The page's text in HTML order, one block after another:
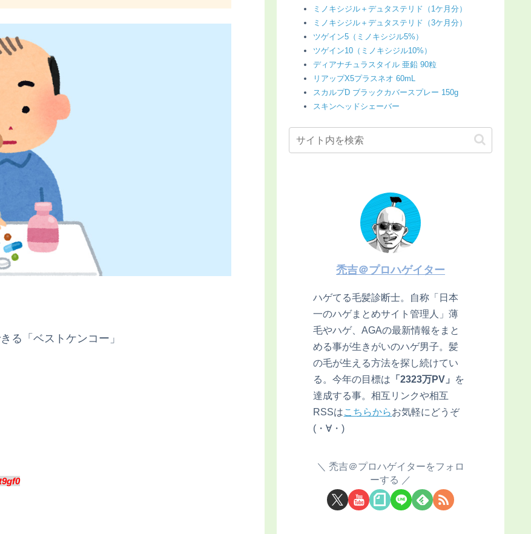
る「ベストケンコー」
ミノキシジル＋デュタステリド（1ケ月分）
ミノキシジル＋デュタステリド（3ケ月分）
ツゲイン5（ミノキシジル5%）
ツゲイン10（ミノキシジル10%）
ディアナチュラスタイル 亜鉛 90粒
リアップX5プラスネオ 60mL
スカルプD ブラックカバースプレー 150g
スキンヘッドシェーバー
禿吉＠プロハゲイター
ハゲてる毛髪診断士。自称「日本
一のハゲまとめサイト管理人」薄
毛やハゲ、AGAの最新情報をまと
める事が生きがいのハゲ男子。髪
の毛が生える方法を探し続けてい
る。今年の目標は 「2323万PV」 を
達成する事。相互リンクや相互
RSSはこちらからお気軽にどうぞ
(・∀・)
禿吉＠プロハゲイターをフォロ
ーする